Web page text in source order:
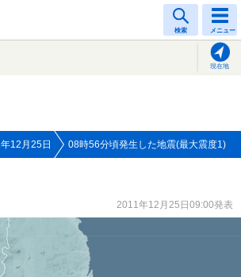
検索 メニュー
現在地
12月25日 08時56分頃発生した地震(最大震度1)
2011年12月25日09:00発表